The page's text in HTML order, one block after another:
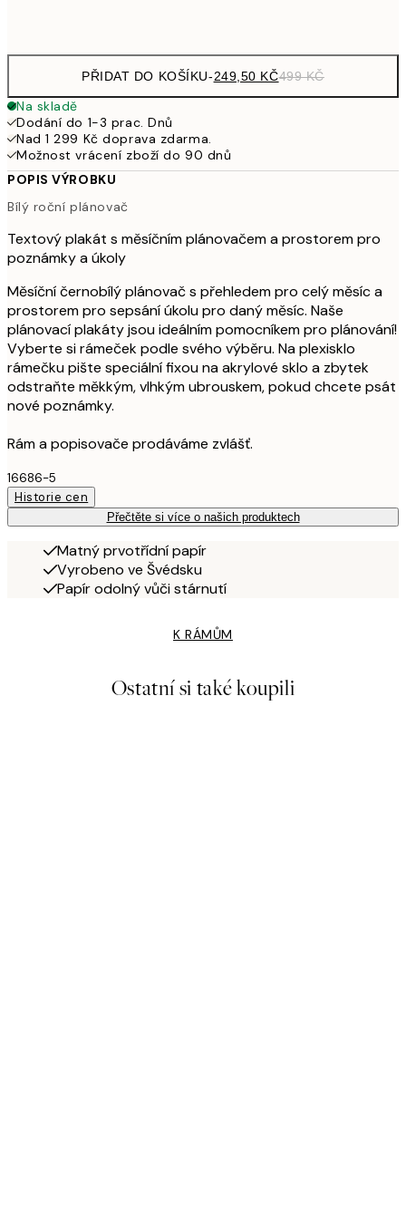
PŘIDAT DO KOŠÍKU-249,50 KČ499 KČ
Na skladě
Dodání do 1-3 prac. Dnů
Nad 1 299 Kč doprava zdarma.
Možnost vrácení zboží do 90 dnů
POPIS VÝROBKU
Bílý roční plánovač
Textový plakát s měsíčním plánovačem a prostorem pro
poznámky a úkoly
Měsíční černobílý plánovač s přehledem pro celý měsíc a
prostorem pro sepsání úkolu pro daný měsíc. Naše
plánovací plakáty jsou ideálním pomocníkem pro plánování!
Vyberte si rámeček podle svého výběru. Na plexisklo
rámečku pište speciální fixou na akrylové sklo a zbytek
odstraňte měkkým, vlhkým ubrouskem, pokud chcete psát
nové poznámky.
Rám a popisovače prodáváme zvlášť.
16686-5
Historie cen
Přečtěte si více o našich produktech
Matný prvotřídní papír
Vyrobeno ve Švédsku
Papír odolný vůči stárnutí
K RÁMŮM
Ostatní si také koupili